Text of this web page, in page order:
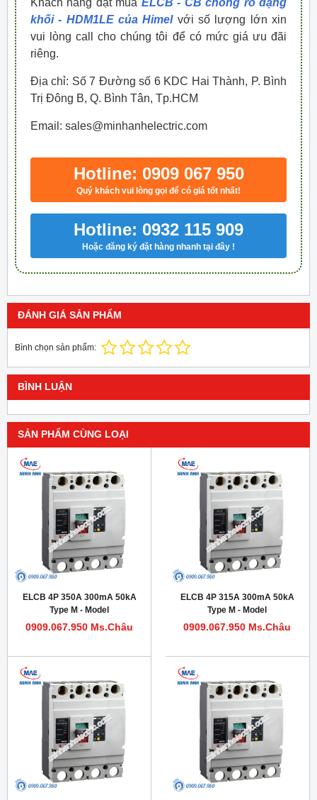
Khách hàng đặt mua ELCB - CB chống rò dạng
khối - HDM1LE của Himel với số lượng lớn xin
vui lòng call cho chúng tôi để có mức giá ưu đãi
riêng.
Địa chỉ: Số 7 Đường số 6 KDC Hai Thành, P. Bình
Trị Đông B, Q. Bình Tân, Tp.HCM
Email: sales@minhanhelectric.com
Hotline: 0909 067 950
Quý khách vui lòng gọi để có giá tốt nhất!
Hotline: 0932 115 909
Hoặc đăng ký đặt hàng nhanh tại đây !
ĐÁNH GIÁ SẢN PHẨM
Bình chọn sản phẩm:
BÌNH LUẬN
SẢN PHẨM CÙNG LOẠI
ELCB 4P 350A 300mA 50kA
Type M - Model
HDM1LE400M3504TA
0909.067.950 Ms.Châu
ELCB 4P 315A 300mA 50kA
Type M - Model
HDM1LE400M3154TA
0909.067.950 Ms.Châu